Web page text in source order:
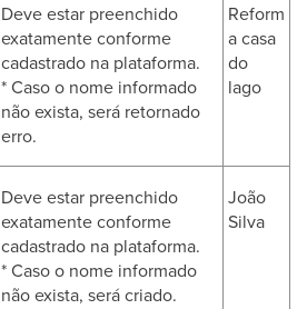
Deve estar preenchido
exatamente conforme
cadastrado na plataforma.
* Caso o nome informado
não exista, será retornado
erro.
Reform
a casa
do
lago
Deve estar preenchido
exatamente conforme
cadastrado na plataforma.
* Caso o nome informado
não exista, será criado.
João
Silva